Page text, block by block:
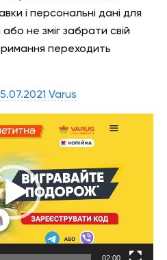
і персональні дані для
не зміг забрати свій
переходить
Varus
02:00